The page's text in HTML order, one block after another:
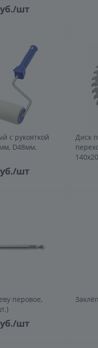
/шт
с рукояткой
D48мм,
/шт
Диск
перовое,
/шт